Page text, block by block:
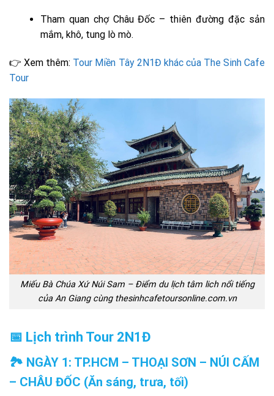
Tham quan chợ Châu Đốc – thiên đường đặc sản
mắm, khô, tung lò mò.
👉 Xem thêm: Tour Miền Tây 2N1Đ khác của The Sinh Cafe
Tour
Miếu Bà Chúa Xứ Núi Sam – Điểm du lịch tâm lich nổi tiếng
của An Giang cùng thesinhcafetoursonline.com.vn
📅 Lịch trình Tour 2N1Đ
🏞️ NGÀY 1: TP.HCM – THOẠI SƠN – NÚI CẤM
– CHÂU ĐỐC (Ăn sáng, trưa, tối)